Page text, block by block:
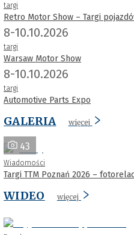
targi
Retro Motor Show – Targi
8-10.10.2026
targi
Warsaw Motor Show
8-10.10.2026
targi
Automotive Parts Expo
GALERIA więcej
43
Wiadomości
Targi TTM Poznań 2026 –
WIDEO więcej